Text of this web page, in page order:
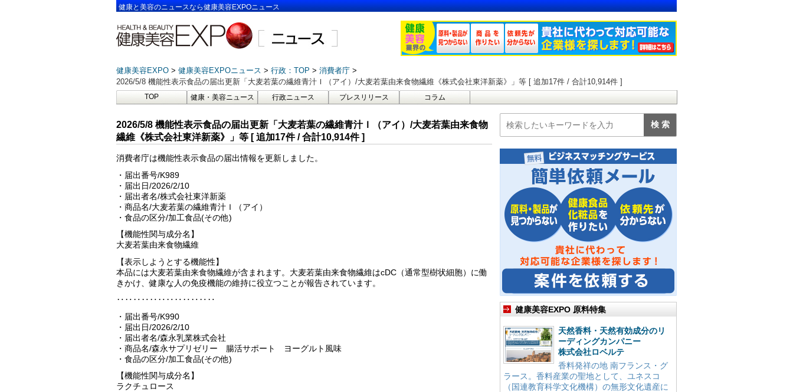
健康と美容のニュースなら健康美容EXPOニュース
健康美容EXPO 健康美容EXPOニュース 行政：TOP
消費者庁
2026/5/8 機能性表示食品の届出更新「大麦若葉の繊維青汁Ｉ（アイ）/大麦若葉由来食物繊維《株式会社東洋新薬》」等 [ 追加17件 / 合計10,914件 ]
TOP 健康・美容ニュース 行政ニュース プレスリリース コラム
2026/5/8 機能性表示食品の届出更新「大麦若葉の繊維青汁Ｉ（アイ）/大麦若葉由来食物
繊維《株式会社東洋新薬》」等 [ 追加17件 / 合計10,914件 ]
消費者庁は機能性表示食品の届出情報を更新しました。
・届出番号/K989
・届出日/2026/2/10
・届出者名/株式会社東洋新薬
・商品名/大麦若葉の繊維青汁Ｉ（アイ）
・食品の区分/加工食品(その他)
【機能性関与成分名】
大麦若葉由来食物繊維
【表示しようとする機能性】
本品には大麦若葉由来食物繊維が含まれます。大麦若葉由来食物繊維はcDC（通常型樹状細胞）に働
きかけ、健康な人の免疫機能の維持に役立つことが報告されています。
‥‥‥‥‥‥‥‥‥‥‥‥
・届出番号/K990
・届出日/2026/2/10
・届出者名/森永乳業株式会社
・商品名/森永サプリゼリー 腸活サポート ヨーグルト風味
・食品の区分/加工食品(その他)
【機能性関与成分名】
ラクチュロース
健康美容EXPO 原料特集
天然香料・天然有効成分のリ
ーディングカンパニー
株式会社ロベルテ
香料発祥の地 南フランス・グ
ラース。香料産業の聖地として、ユネスコ
（国連教育科学文化機構）の無形文化遺産に